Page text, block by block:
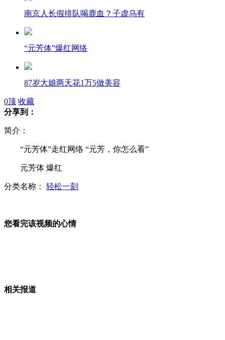
南京人长假排队喝鹿血？子虚乌有
“元芳体”爆红网络
87岁大娘两天花1万5做美容
少年网络直播自杀 闹剧一场
翻斗车“离奇”挂大桥
德国：最矮主裁判 身高1米38
赴日航线 春秋航空推出“零元机票”
0顶 收藏
分享到：
简介：
“元芳体”走红网络 “元芳，你怎么看”
元芳体 爆红
分类名称： 轻松一刻
您看完该视频的心情
相关报道